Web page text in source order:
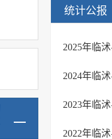
统计公报
2025年临
2024年临
2023年临
2022年临